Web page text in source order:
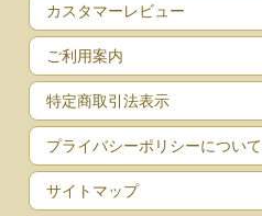
カスタマーレビュー
ご利用案内
特定商取引法表示
プライバシーポリシーについて
サイトマップ